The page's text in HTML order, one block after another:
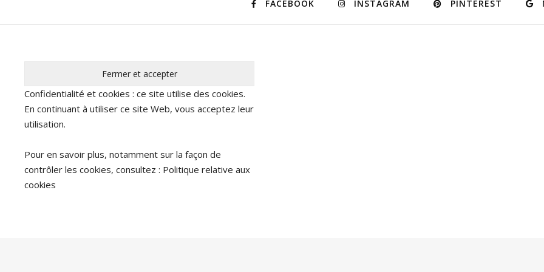
FACEBOOK INSTAGRAM PINTEREST
Confidentialité et cookies : ce site utilise des cookies.
En continuant à utiliser ce site Web, vous acceptez leur
utilisation.
Pour en savoir plus, notamment sur la façon de
contrôler les cookies, consultez : Politique relative aux
cookies